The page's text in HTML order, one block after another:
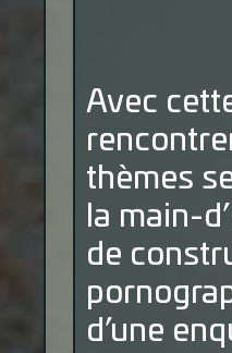
Avec
thèmes
la main-
de
d’une